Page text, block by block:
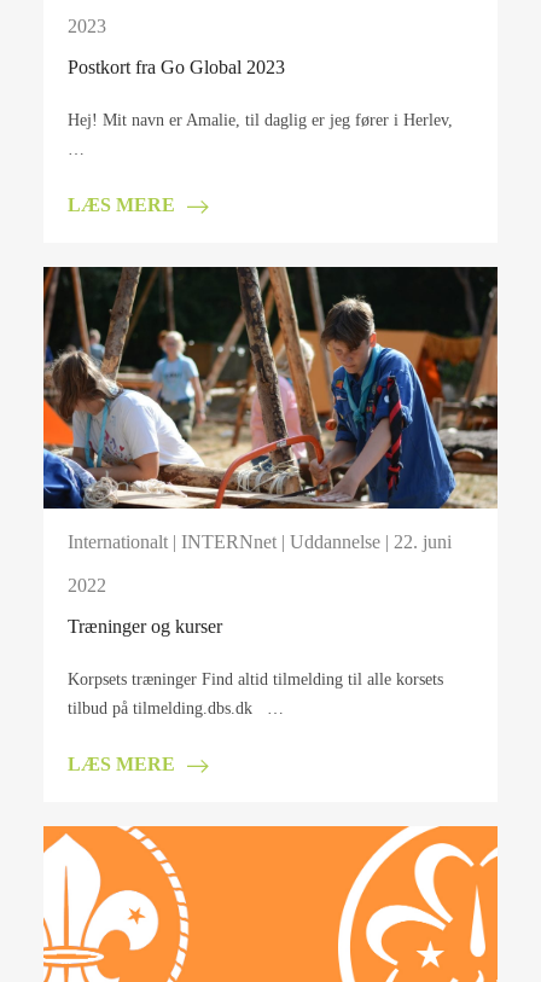
2023
Postkort fra Go Global 2023
Hej! Mit navn er Amalie, til daglig er jeg fører i Herlev,
…
LÆS MERE
Internationalt| INTERNnet| Uddannelse| 22. juni
2022
Træninger og kurser
Korpsets træninger Find altid tilmelding til alle korsets
tilbud på tilmelding.dbs.dk …
LÆS MERE